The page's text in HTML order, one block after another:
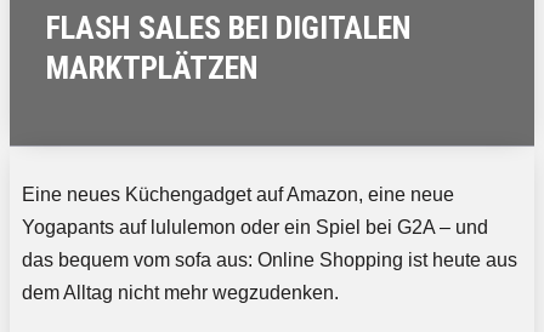
FLASH SALES BEI DIGITALEN
MARKTPLÄTZEN
Eine neues Küchengadget auf Amazon, eine neue
Yogapants auf lululemon oder ein Spiel bei G2A – und
das bequem vom sofa aus: Online Shopping ist heute aus
dem Alltag nicht mehr wegzudenken.